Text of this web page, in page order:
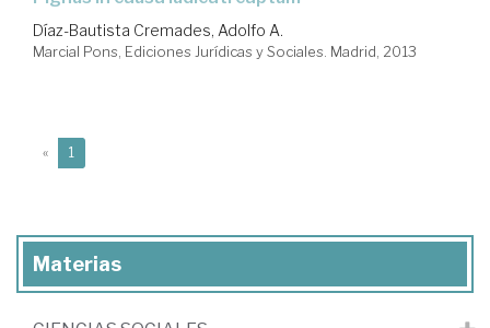
Díaz-Bautista Cremades, Adolfo A.
Marcial Pons, Ediciones Jurídicas y Sociales. Madrid, 2013
« 1
Materias